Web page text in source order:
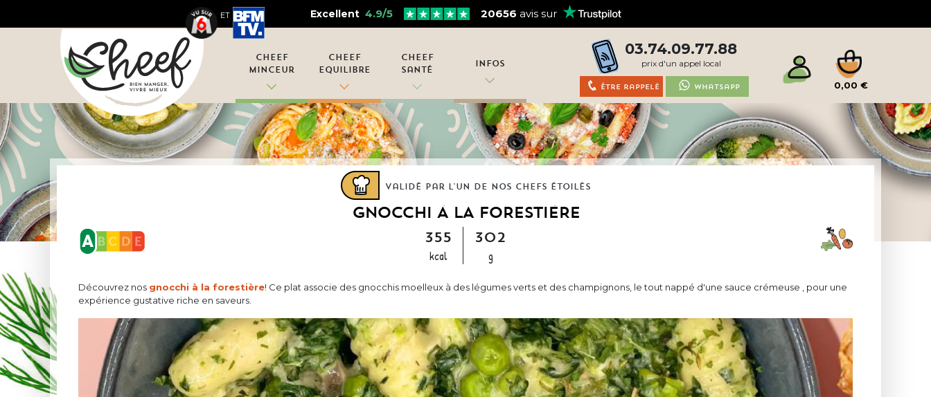
ET Excellent 4.9/5 20656 avis sur
Cheef
Minceur
Cheef
Equilibre
Cheef
Santé
Infos
03.74.09.77.88
prix d'un appel local
Être rappelé Whatsapp 0,00 €
Validé par l'un de nos chefs étoilés
GNOCCHI À LA FORESTIÈRE
355
kcal
302
g
Découvrez nos gnocchi à la forestière! Ce plat associe des gnocchis moelleux à des légumes verts et des champignons, le tout nappé d'une sauce crémeuse , pour une
expérience gustative riche en saveurs.